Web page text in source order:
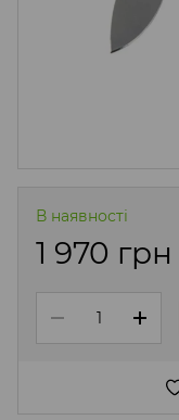
В наявності
1 970 грн